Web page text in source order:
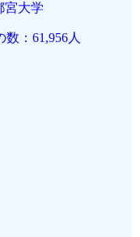
宮大学
：61,956人